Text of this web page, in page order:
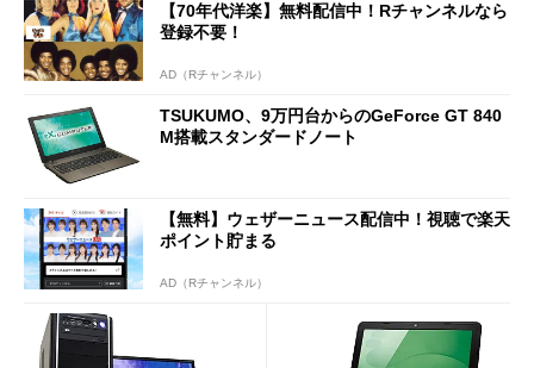
【70年代洋楽】無料配信中！Rチャンネルなら
登録不要！
AD（Rチャンネル）
TSUKUMO、9万円台からのGeForce GT 840
M搭載スタンダードノート
【無料】ウェザーニュース配信中！視聴で楽天
ポイント貯まる
AD（Rチャンネル）